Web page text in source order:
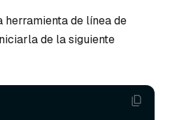
herramienta de línea de
de la siguiente